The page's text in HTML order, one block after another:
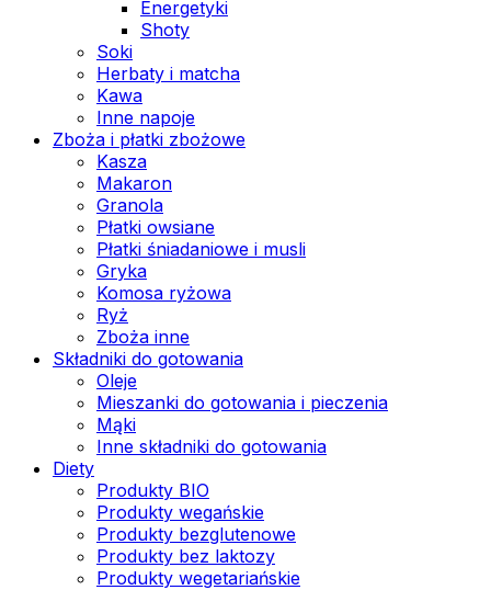
Energetyki
Shoty
Soki
Herbaty i matcha
Kawa
Inne napoje
Zboża i płatki zbożowe
Kasza
Makaron
Granola
Płatki owsiane
Płatki śniadaniowe i musli
Gryka
Komosa ryżowa
Ryż
Zboża inne
Składniki do gotowania
Oleje
Mieszanki do gotowania i pieczenia
Mąki
Inne składniki do gotowania
Diety
Produkty BIO
Produkty wegańskie
Produkty bezglutenowe
Produkty bez laktozy
Produkty wegetariańskie